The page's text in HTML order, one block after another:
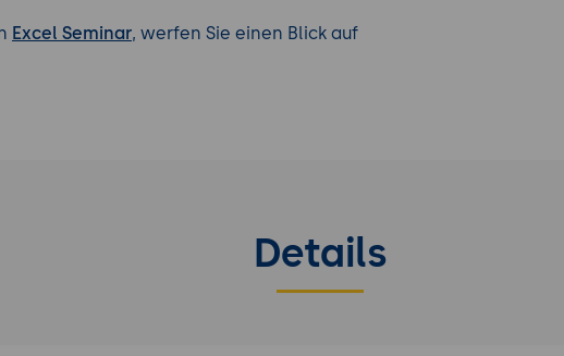
Excel Seminar, werfen Sie einen Blick auf
Details